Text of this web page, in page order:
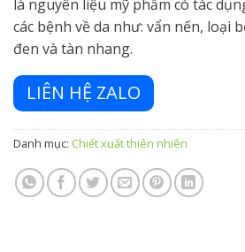
là nguyên liệu mỹ phẩm có tác
các bệnh về da như: vẩn nến, loại
đen và tàn nhang.
LIÊN HỆ ZALO
Danh mục: Chiết xuất thiên nhiên